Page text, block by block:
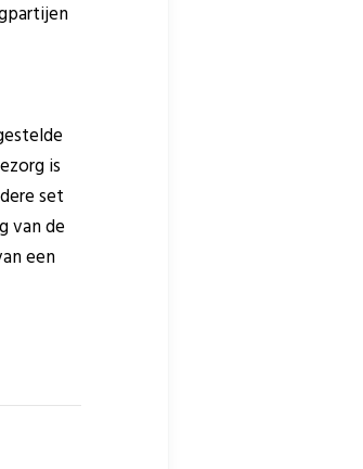
is
set
van de
een